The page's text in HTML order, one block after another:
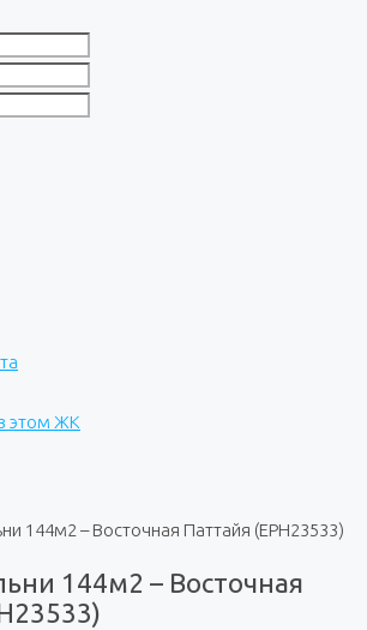
этом ЖК
144м2 – Восточная Паттайя (EPH23533)
144м2 – Восточная